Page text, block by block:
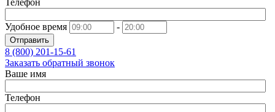
Телефон
Удобное время -
Отправить
8 (800) 201-15-61
Заказать обратный звонок
Ваше имя
Телефон